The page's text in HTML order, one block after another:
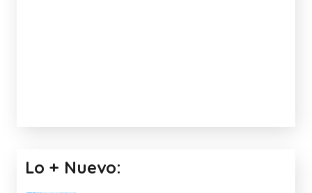
Lo + Nuevo: